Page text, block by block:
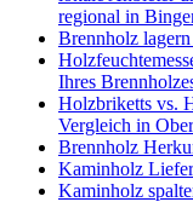
regional in
Brennholz
Ihres
Holzbriketts vs.
Vergleich in
Brennholz
Kaminholz
Kaminholz